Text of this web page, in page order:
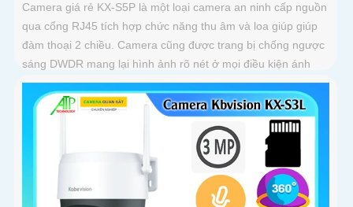
Camera giá rẻ KX-S5P là một loại camera an ninh cấp nguồn
qua cổng RJ45 tích hợp chức năng thu âm và loa giúp giúp
đàm thoại 2 chiều. Camera cũng được trang bị chống ngược
sáng DWDR mang lại hình ảnh rõ nét ở mọi điều kiện ánh
sáng